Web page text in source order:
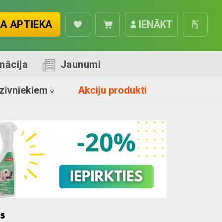
IENĀKT
APTIEKA
Jaunumi
Akciju produkti